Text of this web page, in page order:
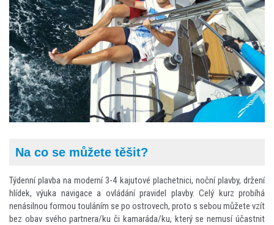
Na co se můžete těšit?
Týdenní plavba na moderní 3-4 kajutové plachetnici, noční plavby, držení
hlídek, výuka navigace a ovládání pravidel plavby. Celý kurz probíhá
nenásilnou formou touláním se po ostrovech, proto s sebou můžete vzít
bez obav svého partnera/ku či kamaráda/ku, který se nemusí účastnit